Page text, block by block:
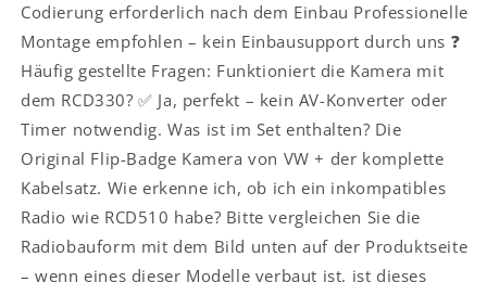
Codierung erforderlich nach dem Einbau Professionelle
Montage empfohlen – kein Einbausupport durch uns ❓
Häufig gestellte Fragen: Funktioniert die Kamera mit
dem RCD330? ✅ Ja, perfekt – kein AV-Konverter oder
Timer notwendig. Was ist im Set enthalten? Die
Original Flip-Badge Kamera von VW + der komplette
Kabelsatz. Wie erkenne ich, ob ich ein inkompatibles
Radio wie RCD510 habe? Bitte vergleichen Sie die
Radiobauform mit dem Bild unten auf der Produktseite
– wenn eines dieser Modelle verbaut ist, ist dieses